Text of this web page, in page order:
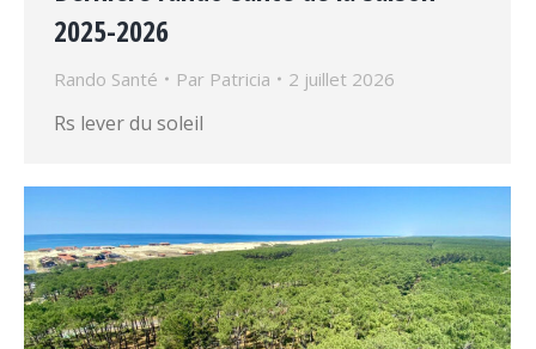
2025-2026
Rando Santé Par Patricia 2 juillet 2026
Rs lever du soleil